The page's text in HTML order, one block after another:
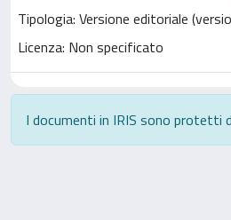
Tipologia: Versione editoriale
Licenza: Non specificato
I documenti in IRIS sono protetti